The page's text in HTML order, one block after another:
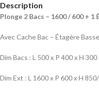
Description
Plonge 2 Bacs – 1600 / 600 +
Avec Cache Bac – Étagère
Dim Bacs : L 500 x P 400 x H 300
Dim Ext : L 1600 x P 600 x H